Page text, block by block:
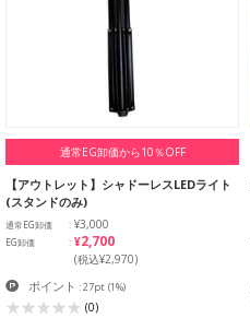
通常EG卸価から10％OFF
【アウトレット】シャドーレスLEDライト
(スタンドのみ)
通常EG卸価 ¥3,000
EG卸価 ¥2,700
(税込¥2,970)
ポイント : 27pt (1%)
(0)